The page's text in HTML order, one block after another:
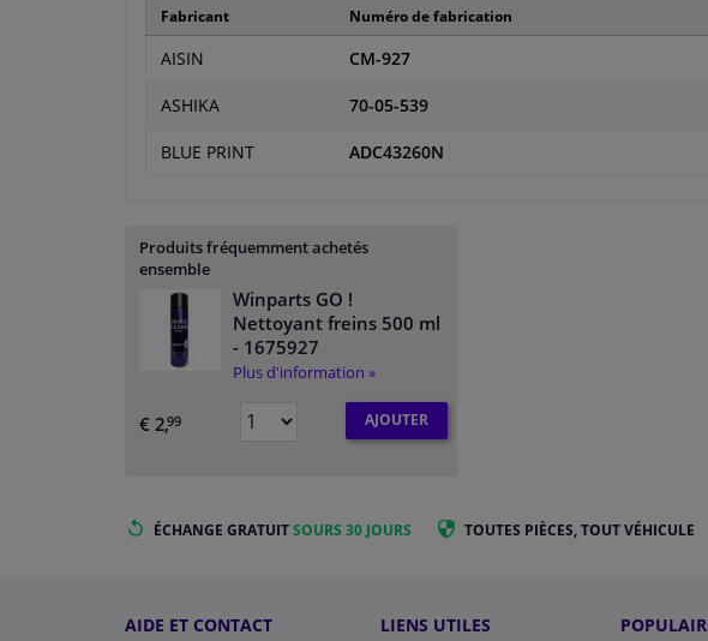
Fabricant Numéro de fabrication
AISIN CM-927
ASHIKA 70-05-539
BLUE PRINT ADC43260N
Produits fréquemment achetés
ensemble
Winparts GO !
Nettoyant freins 500 ml
- 1675927
Plus d'information »
€ 2,99 AJOUTER
ÉCHANGE GRATUITSOURS 30 JOURS TOUTES PIÈCES, TOUT VÉHICULE
AIDE ET CONTACT LIENS UTILES